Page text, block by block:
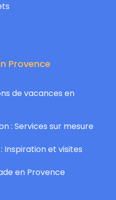
Provence
de vacances en
: Services sur mesure
Inspiration et visites
en Provence